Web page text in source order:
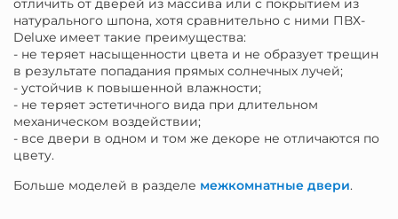
отличить от дверей из массива или с покрытием из
натурального шпона, хотя сравнительно с ними ПВХ-
Deluxe имеет такие преимущества:
- не теряет насыщенности цвета и не образует трещин
в результате попадания прямых солнечных лучей;
- устойчив к повышенной влажности;
- не теряет эстетичного вида при длительном
механическом воздействии;
- все двери в одном и том же декоре не отличаются по
цвету.
Больше моделей в разделе межкомнатные двери.